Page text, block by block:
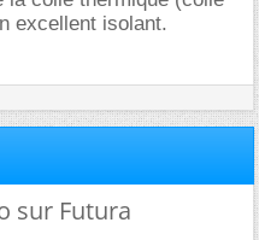
excellent isolant.
sur Futura